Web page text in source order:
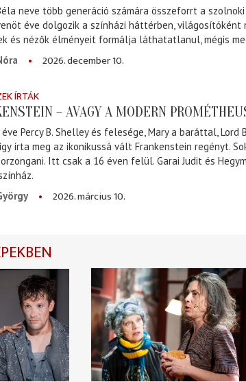
neve több generáció számára összeforrt a
éve dolgozik a színházi háttérben, világosítóként
és nézők élményeit formálja láthatatlanul, mégis
2026. december 10.
ÍRTÁK
– AVAGY A MODERN
Percy B. Shelley és felesége, Mary a baráttal,
írta meg az ikonikussá vált Frankenstein regényt.
Itt csak a 16 éven felül. Garai Judit és
2026. március 10.